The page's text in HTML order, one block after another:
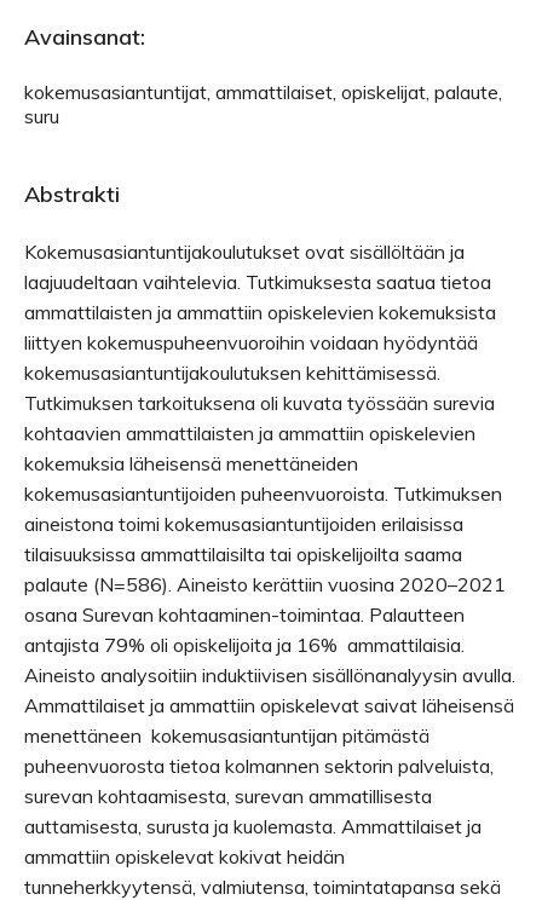
Avainsanat:
kokemusasiantuntijat, ammattilaiset, opiskelijat, palaute,
suru
Abstrakti
Kokemusasiantuntijakoulutukset ovat sisällöltään ja
laajuudeltaan vaihtelevia. Tutkimuksesta saatua tietoa
ammattilaisten ja ammattiin opiskelevien kokemuksista
liittyen kokemuspuheenvuoroihin voidaan hyödyntää
kokemusasiantuntijakoulutuksen kehittämisessä.
Tutkimuksen tarkoituksena oli kuvata työssään surevia
kohtaavien ammattilaisten ja ammattiin opiskelevien
kokemuksia läheisensä menettäneiden
kokemusasiantuntijoiden puheenvuoroista. Tutkimuksen
aineistona toimi kokemusasiantuntijoiden erilaisissa
tilaisuuksissa ammattilaisilta tai opiskelijoilta saama
palaute (N=586). Aineisto kerättiin vuosina 2020–2021
osana Surevan kohtaaminen-toimintaa. Palautteen
antajista 79% oli opiskelijoita ja 16% ammattilaisia.
Aineisto analysoitiin induktiivisen sisällönanalyysin avulla.
Ammattilaiset ja ammattiin opiskelevat saivat läheisensä
menettäneen kokemusasiantuntijan pitämästä
puheenvuorosta tietoa kolmannen sektorin palveluista,
surevan kohtaamisesta, surevan ammatillisesta
auttamisesta, surusta ja kuolemasta. Ammattilaiset ja
ammattiin opiskelevat kokivat heidän
tunneherkkyytensä, valmiutensa, toimintatapansa sekä